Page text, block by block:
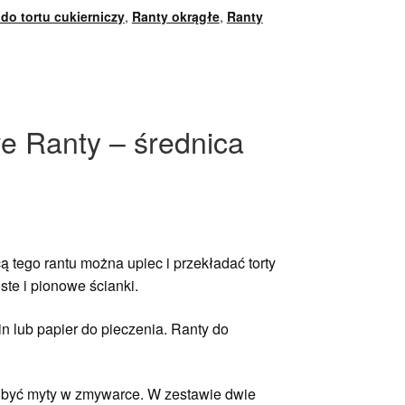
tortu cukierniczy, Ranty okrągłe, Ranty
Ranty – średnica
tego rantu można upiec i przekładać torty
i pionowe ścianki.
lub papier do pieczenia. Ranty do
myty w zmywarce. W zestawie dwie